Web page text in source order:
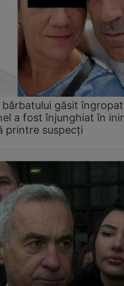
găsit
a fost înjunghiat în
printre suspecți